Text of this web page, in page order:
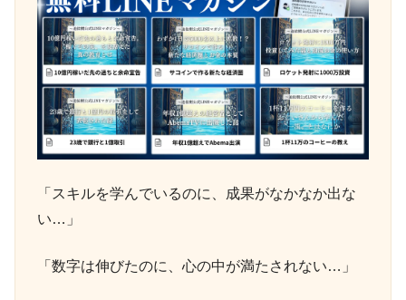
「スキルを学んでいるのに、成果がなかなか出な
い…」
「数字は伸びたのに、心の中が満たされない…」